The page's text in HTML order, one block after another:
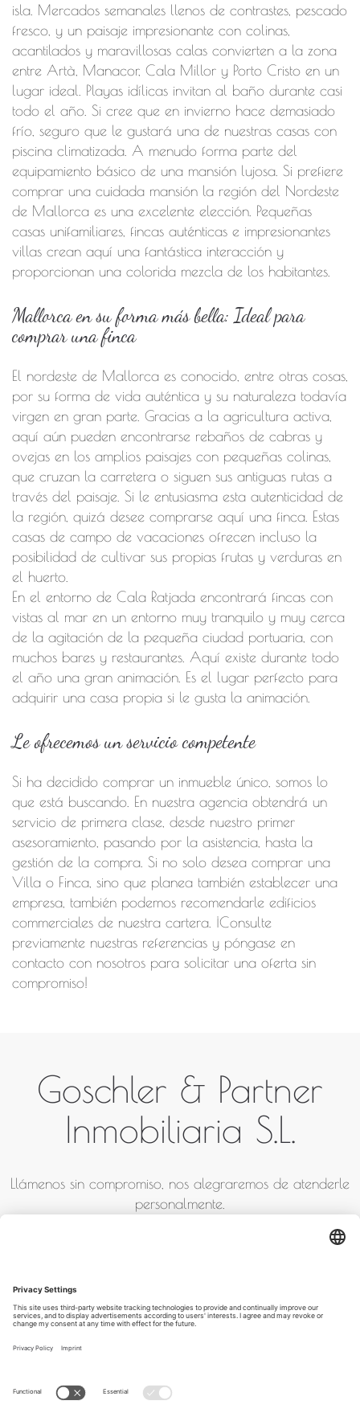
isla. Mercados semanales llenos de contrastes, pescado
fresco, y un paisaje impresionante con colinas,
acantilados y maravillosas calas convierten a la zona
entre Artà, Manacor, Cala Millor y Porto Cristo en un
lugar ideal. Playas idílicas invitan al baño durante casi
todo el año. Si cree que en invierno hace demasiado
frío, seguro que le gustará una de nuestras casas con
piscina climatizada. A menudo forma parte del
equipamiento básico de una mansión lujosa. Si prefiere
comprar una cuidada mansión la región del Nordeste
de Mallorca es una excelente elección. Pequeñas
casas unifamiliares, fincas auténticas e impresionantes
villas crean aquí una fantástica interacción y
proporcionan una colorida mezcla de los habitantes.
Mallorca en su forma más bella: Ideal para
comprar una finca
El nordeste de Mallorca es conocido, entre otras cosas,
por su forma de vida auténtica y su naturaleza todavía
virgen en gran parte. Gracias a la agricultura activa,
aquí aún pueden encontrarse rebaños de cabras y
ovejas en los amplios paisajes con pequeñas colinas,
que cruzan la carretera o siguen sus antiguas rutas a
través del paisaje. Si le entusiasma esta autenticidad de
la región, quizá desee comprarse aquí una finca. Estas
casas de campo de vacaciones ofrecen incluso la
posibilidad de cultivar sus propias frutas y verduras en
el huerto.
En el entorno de Cala Ratjada encontrará fincas con
vistas al mar en un entorno muy tranquilo y muy cerca
de la agitación de la pequeña ciudad portuaria, con
muchos bares y restaurantes. Aquí existe durante todo
el año una gran animación. Es el lugar perfecto para
adquirir una casa propia si le gusta la animación.
Le ofrecemos un servicio competente
Si ha decidido comprar un inmueble único, somos lo
que está buscando. En nuestra agencia obtendrá un
servicio de primera clase, desde nuestro primer
asesoramiento, pasando por la asistencia, hasta la
gestión de la compra. Si no solo desea comprar una
Villa o Finca, sino que planea también establecer una
empresa, también podemos recomendarle edificios
commerciales de nuestra cartera. ¡Consulte
previamente nuestras referencias y póngase en
contacto con nosotros para solicitar una oferta sin
compromiso!
Goschler & Partner
Inmobiliaria S.L.
Llámenos sin compromiso, nos alegraremos de atenderle
personalmente.
BLOG